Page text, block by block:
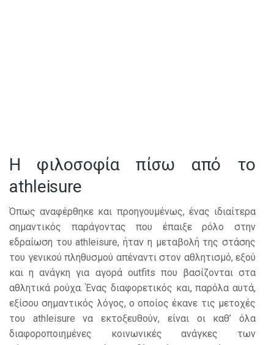
Η φιλοσοφία πίσω από το
athleisure
Όπως αναφέρθηκε και προηγουμένως, ένας ιδιαίτερα
σημαντικός παράγοντας που έπαιξε ρόλο στην
εδραίωση του athleisure, ήταν η μεταβολή της στάσης
του γενικού πληθυσμού απέναντι στον αθλητισμό, εξού
και η ανάγκη για αγορά outfits που βασίζονται στα
αθλητικά ρούχα. Ένας διαφορετικός και, παρόλα αυτά,
εξίσου σημαντικός λόγος, ο οποίος έκανε τις μετοχές
του athleisure να εκτοξευθούν, είναι οι καθ’ όλα
διαφοροποιημένες κοινωνικές ανάγκες των